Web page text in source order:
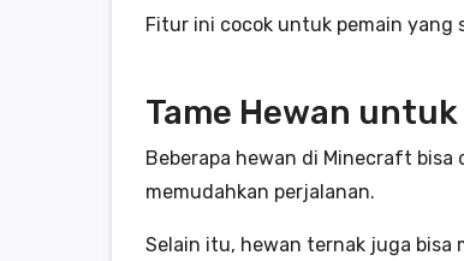
Fitur ini cocok untuk pemain
Tame Hewan untuk
Beberapa hewan di Minecraft
memudahkan perjalanan.
Selain itu, hewan ternak juga bisa